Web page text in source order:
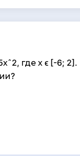
где х ϵ [-6; 2].